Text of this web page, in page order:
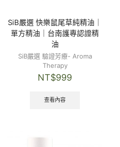
SiB嚴選 快樂鼠尾草純精油｜
單方精油｜台南護專認證精
油
SiB嚴選 驗證芳療- Aroma
Therapy
NT$999
查看內容